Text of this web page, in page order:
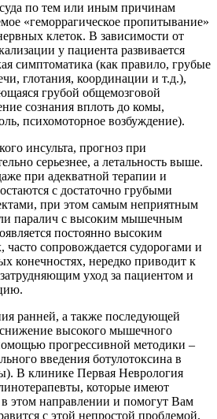
по тем или иным причинам
«геморрагическое пропитывание»
клеток. В зависимости от
у пациента развивается
симптоматика (как правило, грубые
глотания, координации и т.д.),
грубой общемозговой
сознания вплоть до комы,
психомоторное возбуждение).
инсульта, прогноз при
серьезнее, а летальность выше.
при адекватной терапии и
с достаточно грубыми
при этом самым неприятным
паралич с высоким мышечным
постоянно высоким
сопровождается судорогами и
конечностях, нередко приводит к
уход за пациентом и
ранней, а также последующей
снижение высокого мышечного
прогрессивной методики –
введения ботулотоксина в
В клинике Первая Неврология
которые имеют
этом направлении и помогут Вам
с этой непростой проблемой.